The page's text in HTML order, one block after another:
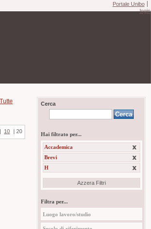
Portale Unibo
login
Tutte
10 20
Cerca
Hai filtrato per...
Accademica
Brevi
H
Azzera Filtri
Filtra per...
Luogo lavoro/studio